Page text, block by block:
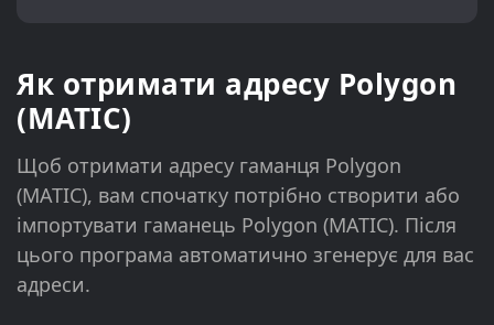
Як отримати адресу Polygon
(MATIC)
Щоб отримати адресу гаманця Polygon
(MATIC), вам спочатку потрібно створити або
імпортувати гаманець Polygon (MATIC). Після
цього програма автоматично згенерує для вас
адреси.